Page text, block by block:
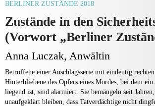
BERLINER ZUSTÄNDE 2018
Zustände in den
(Vorwort „Berliner
Anna Luczak, Anwältin
Betroffene einer Anschlagsserie mit eindeutig
Hinterbliebene des Opfers eines Mordes, bei dem
liegend ist, sind alarmiert. Sie bemängeln seit Jahren,
unaufgeklärt bleiben, dass Tatverdächtige nicht